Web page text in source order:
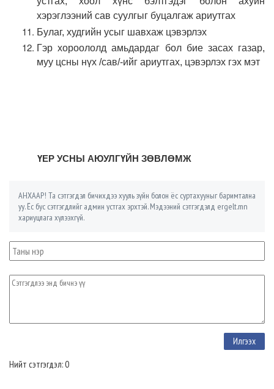
хэрэглээний сав суулгыг буцалгаж ариутгах
Булаг, худгийн усыг шавхаж цэвэрлэх
Гэр хороололд амьдардаг бол бие засах газар,
муу цсны нүх /сав/-ийг ариутгах, цэвэрлэх гэх мэт
ҮЕР УСНЫ АЮУЛГҮЙН ЗӨВЛӨМЖ
АНХААР! Та сэтгэгдэл бичихдээ хууль зүйн болон ёс суртахууныг баримтална
уу. Ёс бус сэтгэгдлийг админ устгах эрхтэй. Мэдээний сэтгэгдэлд ergelt.mn
хариуцлага хүлээхгүй.
Нийт сэтгэгдэл: 0